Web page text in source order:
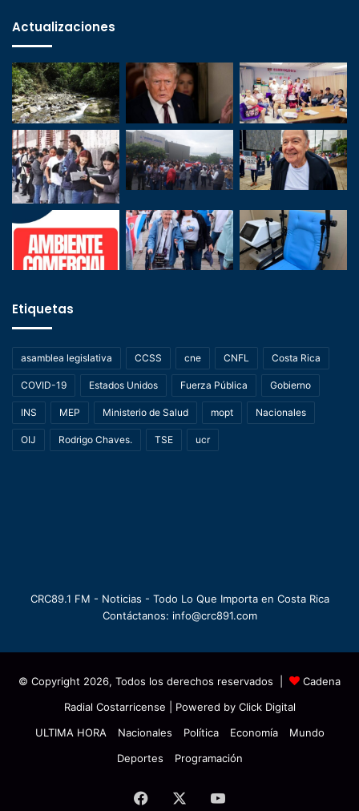
Actualizaciones
Etiquetas
asamblea legislativa CCSS cne CNFL Costa Rica
COVID-19 Estados Unidos Fuerza Pública Gobierno
INS MEP Ministerio de Salud mopt Nacionales
OIJ Rodrigo Chaves. TSE ucr
CRC89.1 FM - Noticias - Todo Lo Que Importa en Costa Rica
Contáctanos: info@crc891.com
© Copyright 2026, Todos los derechos reservados |
Cadena
Radial Costarricense | Powered by Click Digital
ULTIMA HORA
Nacionales Política Economía
Mundo
Deportes
Programación
Facebook YouTube